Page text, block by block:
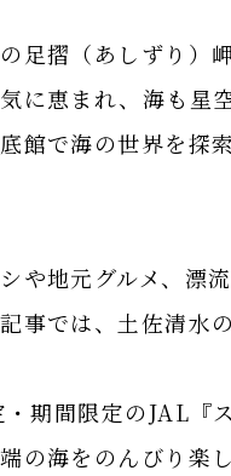
足摺（あしずり）
に恵まれ、海も星
館で海の世界を探
や地元グルメ、漂
事では、土佐清水
期間限定のJAL『
の海をのんびり楽し